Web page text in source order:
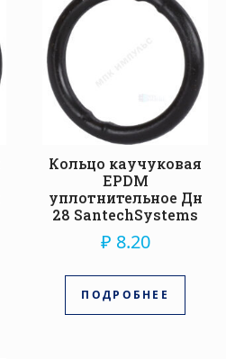
Кольцо каучуковая
EPDM
уплотнительное Дн
28 SantechSystems
₽ 8.20
ПОДРОБНЕЕ